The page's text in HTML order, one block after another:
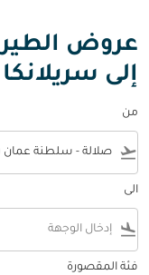
عروض
إلى سريلانكا
من
flight_takeoff
الى
flight_land
فئة المقصورة